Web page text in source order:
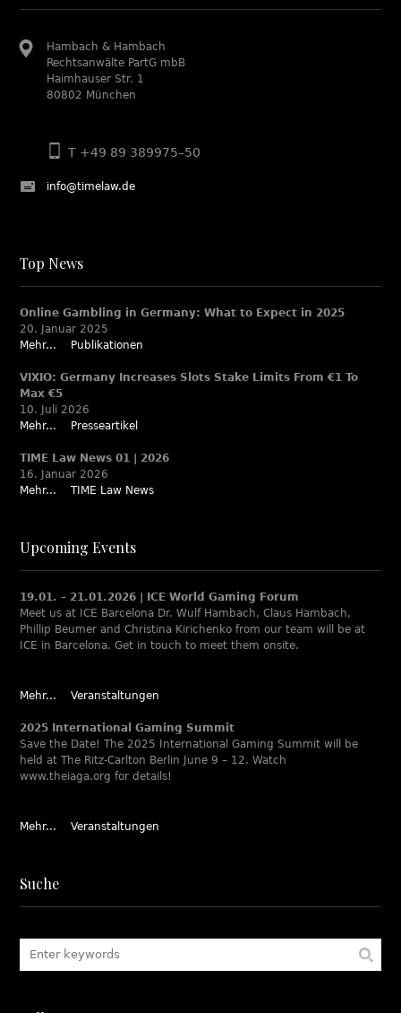
Hambach & Hambach
Rechtsanwälte PartG mbB
Haimhauser Str. 1
80802 München
T +49 89 389975–50
info@timelaw.de
Top News
Online Gambling in Germany: What to Expect in 2025
20. Januar 2025
Mehr...
Publikationen
VIXIO: Germany Increases Slots Stake Limits From €1 To
Max €5
10. Juli 2026
Mehr...
Presseartikel
TIME Law News 01 | 2026
16. Januar 2026
Mehr...
TIME Law News
Upcoming Events
19.01. – 21.01.2026 | ICE World Gaming Forum
Meet us at ICE Barcelona Dr. Wulf Hambach, Claus Hambach,
Phillip Beumer and Christina Kirichenko from our team will be at
ICE in Barcelona. Get in touch to meet them onsite.
Mehr... Veranstaltungen
2025 International Gaming Summit
Save the Date! The 2025 International Gaming Summit will be
held at The Ritz-Carlton Berlin June 9 – 12. Watch
www.theiaga.org for details!
Mehr... Veranstaltungen
Suche